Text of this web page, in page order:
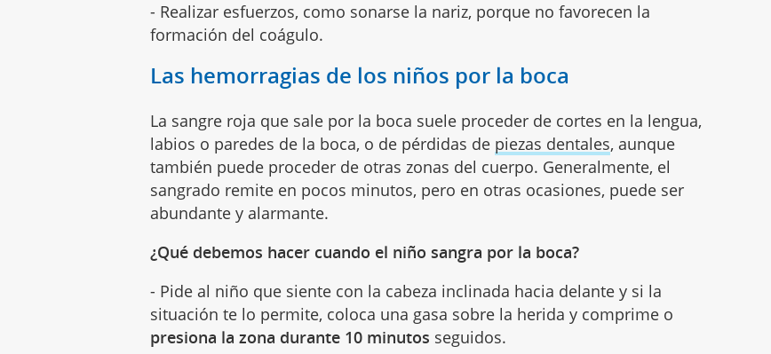
- Realizar esfuerzos, como sonarse la nariz, porque no favorecen la
formación del coágulo.
Las hemorragias de los niños por la boca
La sangre roja que sale por la boca suele proceder de cortes en la lengua,
labios o paredes de la boca, o de pérdidas de piezas dentales, aunque
también puede proceder de otras zonas del cuerpo. Generalmente, el
sangrado remite en pocos minutos, pero en otras ocasiones, puede ser
abundante y alarmante.
¿Qué debemos hacer cuando el niño sangra por la boca?
- Pide al niño que siente con la cabeza inclinada hacia delante y si la
situación te lo permite, coloca una gasa sobre la herida y comprime o
presiona la zona durante 10 minutos seguidos.